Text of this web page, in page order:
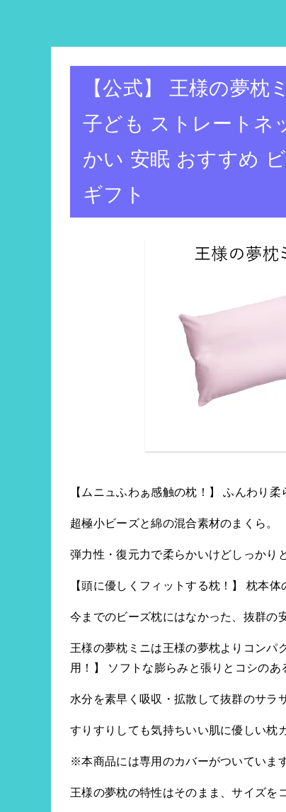
【公式】 王様の夢
子ども ストレートネ
かい 安眠 おすすめ
ギフト
【ムニュふわぁ感触の枕！】 ふんわり柔
超極小ビーズと綿の混合素材のまくら。
弾力性・復元力で柔らかいけどしっかり
【頭に優しくフィットする枕！】 枕本
今までのビーズ枕にはなかった、抜群の
王様の夢枕ミニは王様の夢枕よりコンパ
用！】 ソフトな膨らみと張りとコシの
水分を素早く吸収・拡散して抜群のサラ
すりすりしても気持ちいい肌に優しい枕
※本商品には専用のカバーがついています
王様の夢枕の特性はそのまま、サイズを